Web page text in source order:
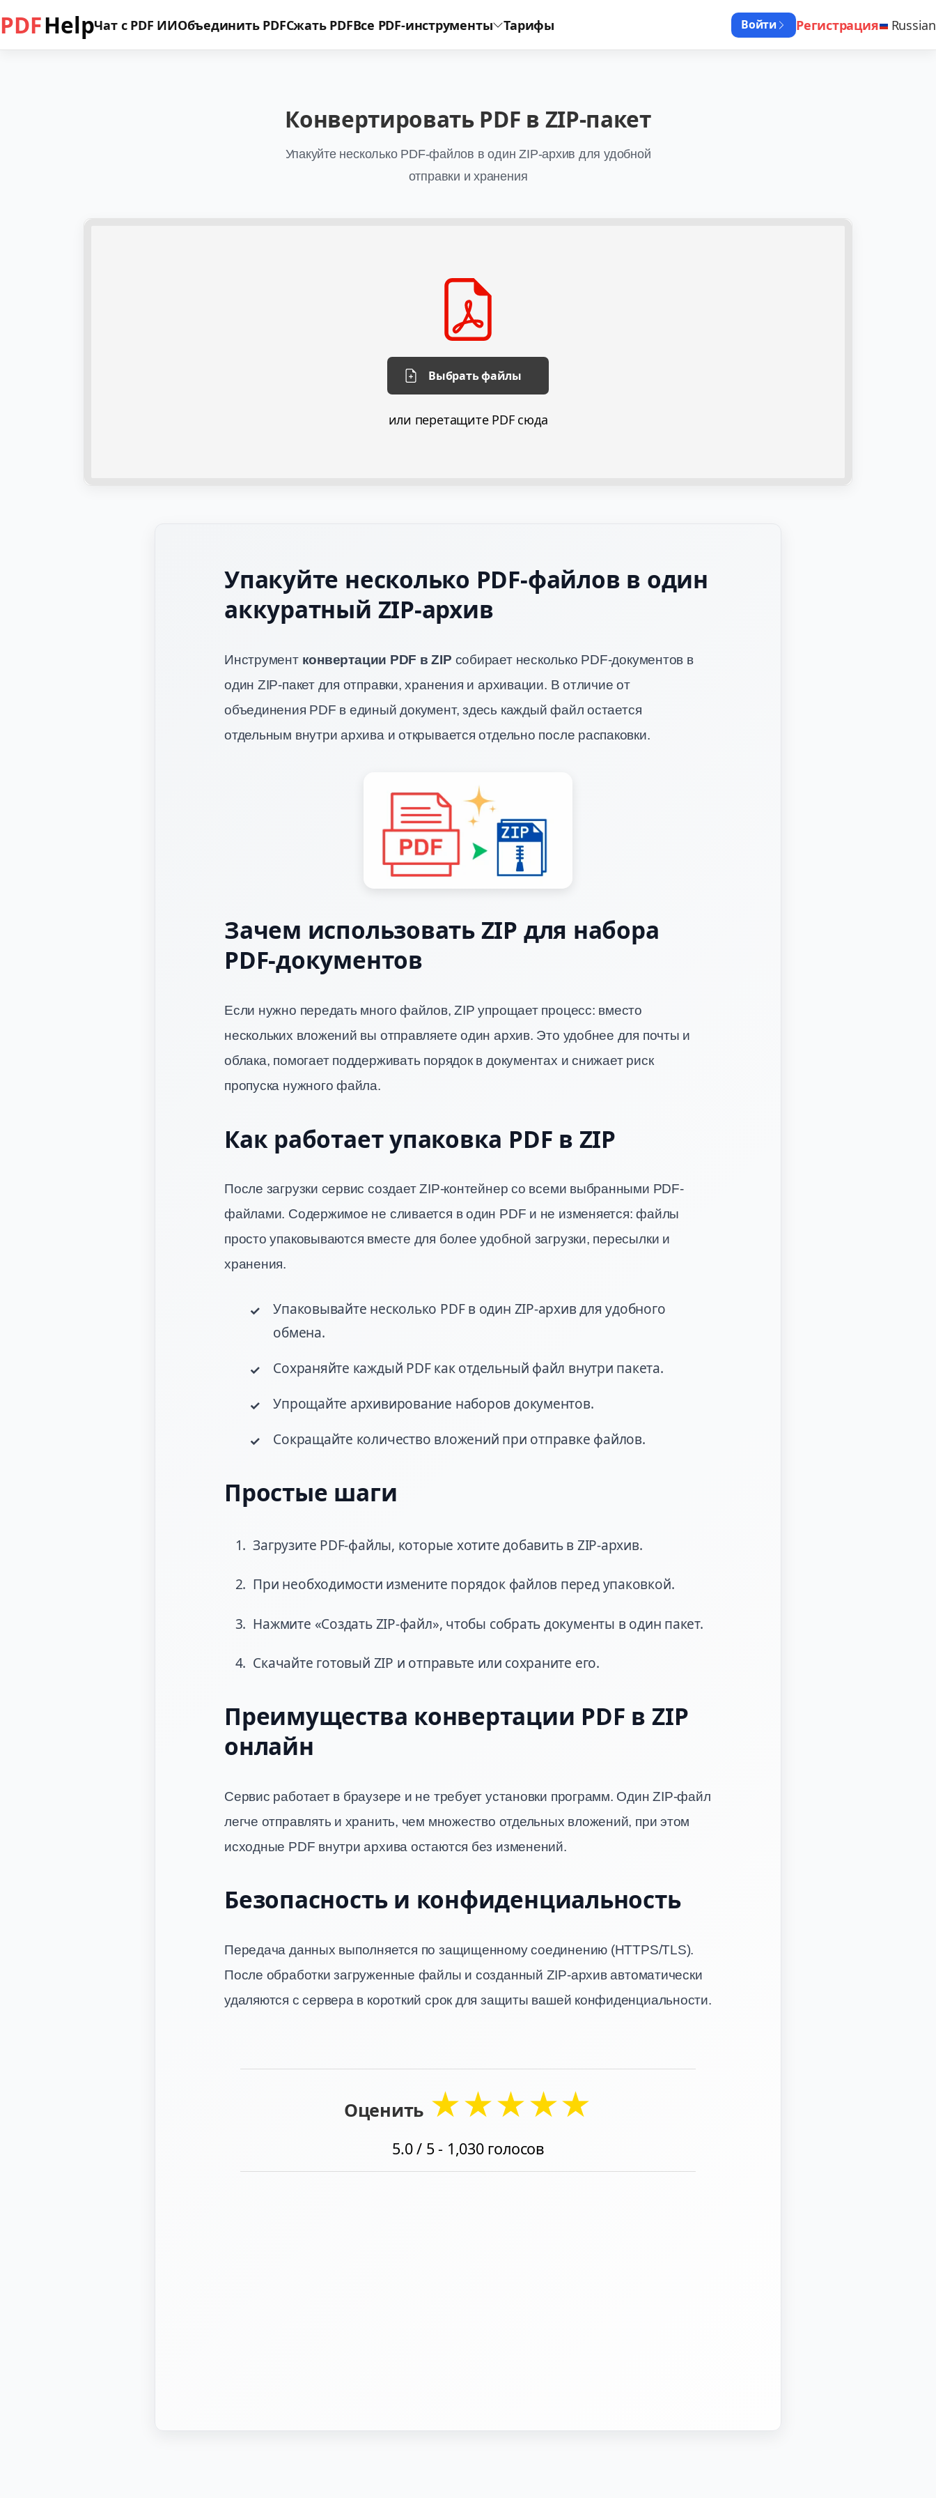
PDFHelpЧат с PDF ИИОбъединить PDFСжать PDFВсе PDF-инструменты Тарифы Войти Регистрация Russian
Конвертировать PDF в ZIP-пакет
Упакуйте несколько PDF-файлов в один ZIP-архив для удобной
отправки и хранения
Выбрать файлы
или перетащите PDF сюда
Упакуйте несколько PDF-файлов в один
аккуратный ZIP-архив
Инструмент конвертации PDF в ZIP собирает несколько PDF-документов в
один ZIP-пакет для отправки, хранения и архивации. В отличие от
объединения PDF в единый документ, здесь каждый файл остается
отдельным внутри архива и открывается отдельно после распаковки.
Зачем использовать ZIP для набора
PDF-документов
Если нужно передать много файлов, ZIP упрощает процесс: вместо
нескольких вложений вы отправляете один архив. Это удобнее для почты и
облака, помогает поддерживать порядок в документах и снижает риск
пропуска нужного файла.
Как работает упаковка PDF в ZIP
После загрузки сервис создает ZIP-контейнер со всеми выбранными PDF-
файлами. Содержимое не сливается в один PDF и не изменяется: файлы
просто упаковываются вместе для более удобной загрузки, пересылки и
хранения.
Упаковывайте несколько PDF в один ZIP-архив для удобного
обмена.
Сохраняйте каждый PDF как отдельный файл внутри пакета.
Упрощайте архивирование наборов документов.
Сокращайте количество вложений при отправке файлов.
Простые шаги
Загрузите PDF-файлы, которые хотите добавить в ZIP-архив.
При необходимости измените порядок файлов перед упаковкой.
Нажмите «Создать ZIP-файл», чтобы собрать документы в один пакет.
Скачайте готовый ZIP и отправьте или сохраните его.
Преимущества конвертации PDF в ZIP
онлайн
Сервис работает в браузере и не требует установки программ. Один ZIP-файл
легче отправлять и хранить, чем множество отдельных вложений, при этом
исходные PDF внутри архива остаются без изменений.
Безопасность и конфиденциальность
Передача данных выполняется по защищенному соединению (HTTPS/TLS).
После обработки загруженные файлы и созданный ZIP-архив автоматически
удаляются с сервера в короткий срок для защиты вашей конфиденциальности.
Оценить ★★★★★
5.0/ 5 - 1,030 голосов